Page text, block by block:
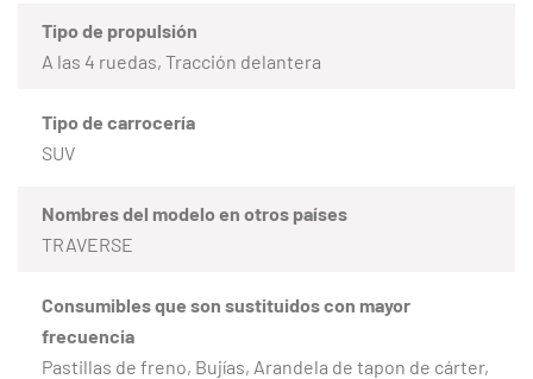
Tipo de propulsión
A las 4 ruedas, Tracción delantera
Tipo de carrocería
SUV
Nombres del modelo en otros países
TRAVERSE
Consumibles que son sustituidos con mayor
frecuencia
Pastillas de freno, Bujías, Arandela de tapon de cárter,